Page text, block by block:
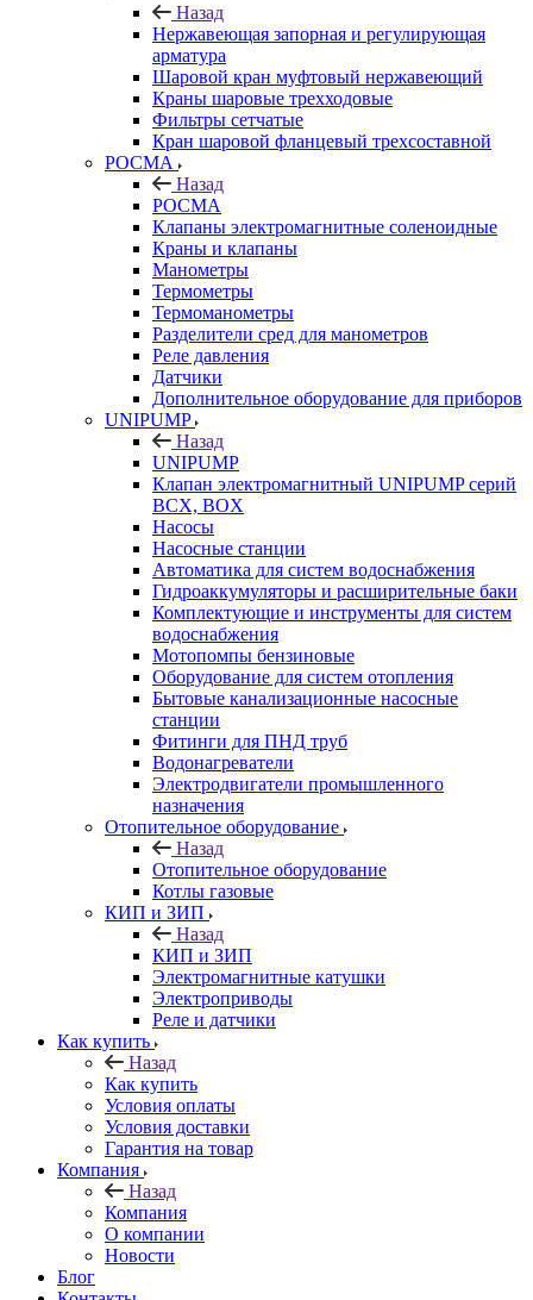
Назад
Нержавеющая запорная и регулирующая
арматура
Шаровой кран муфтовый нержавеющий
Краны шаровые трехходовые
Фильтры сетчатые
Кран шаровой фланцевый трехсоставной
РОСМА
Назад
РОСМА
Клапаны электромагнитные соленоидные
Краны и клапаны
Манометры
Термометры
Термоманометры
Разделители сред для манометров
Реле давления
Датчики
Дополнительное оборудование для приборов
UNIPUMP
Назад
UNIPUMP
Клапан электромагнитный UNIPUMP серий
BCX, BOX
Насосы
Насосные станции
Автоматика для систем водоснабжения
Гидроаккумуляторы и расширительные баки
Комплектующие и инструменты для систем
водоснабжения
Мотопомпы бензиновые
Оборудование для систем отопления
Бытовые канализационные насосные
станции
Фитинги для ПНД труб
Водонагреватели
Электродвигатели промышленного
назначения
Отопительное оборудование
Назад
Отопительное оборудование
Котлы газовые
КИП и ЗИП
Назад
КИП и ЗИП
Электромагнитные катушки
Электроприводы
Реле и датчики
Как купить
Назад
Как купить
Условия оплаты
Условия доставки
Гарантия на товар
Компания
Назад
Компания
О компании
Новости
Блог